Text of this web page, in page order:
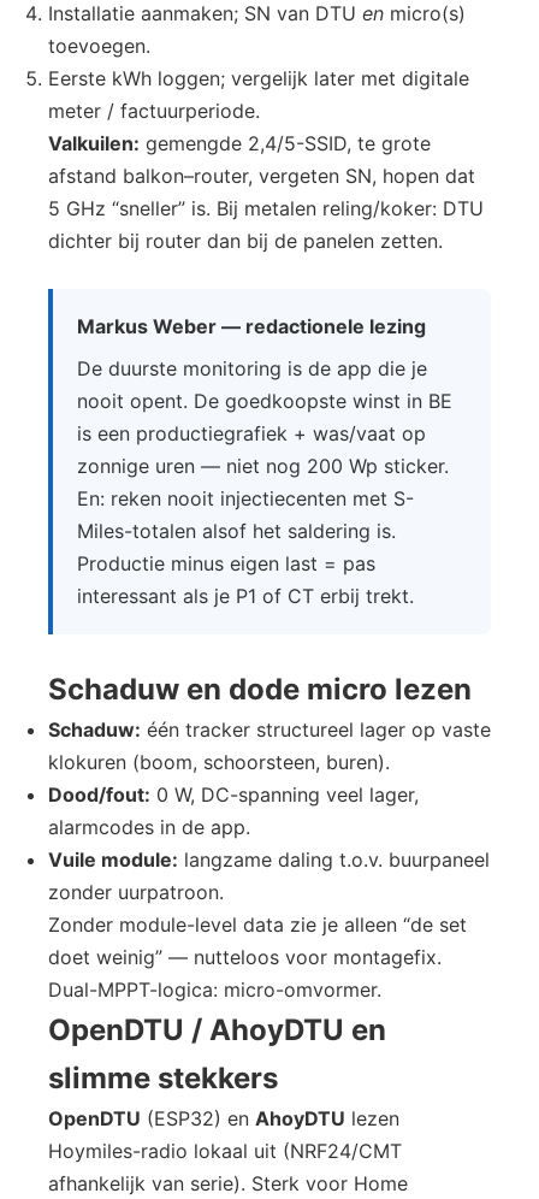
Installatie aanmaken; SN van DTU en micro(s)
toevoegen.
Eerste kWh loggen; vergelijk later met digitale
meter / factuurperiode.
Valkuilen: gemengde 2,4/5-SSID, te grote
afstand balkon–router, vergeten SN, hopen dat
5 GHz “sneller” is. Bij metalen reling/koker: DTU
dichter bij router dan bij de panelen zetten.
Markus Weber — redactionele lezing
De duurste monitoring is de app die je
nooit opent. De goedkoopste winst in BE
is een productiegrafiek + was/vaat op
zonnige uren — niet nog 200 Wp sticker.
En: reken nooit injectiecenten met S-
Miles-totalen alsof het saldering is.
Productie minus eigen last = pas
interessant als je P1 of CT erbij trekt.
Schaduw en dode micro lezen
Schaduw: één tracker structureel lager op vaste
klokuren (boom, schoorsteen, buren).
Dood/fout: 0 W, DC-spanning veel lager,
alarmcodes in de app.
Vuile module: langzame daling t.o.v. buurpaneel
zonder uurpatroon.
Zonder module-level data zie je alleen “de set
doet weinig” — nutteloos voor montagefix.
Dual-MPPT-logica: micro-omvormer.
OpenDTU / AhoyDTU en
slimme stekkers
OpenDTU (ESP32) en AhoyDTU lezen
Hoymiles-radio lokaal uit (NRF24/CMT
afhankelijk van serie). Sterk voor Home